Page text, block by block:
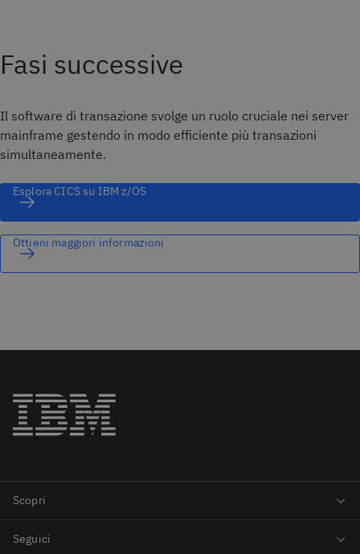
Fasi successive
Il software di transazione svolge un ruolo cruciale nei server
mainframe gestendo in modo efficiente più transazioni
simultaneamente.
Esplora CICS su IBM z/OS
Ottieni maggiori informazioni